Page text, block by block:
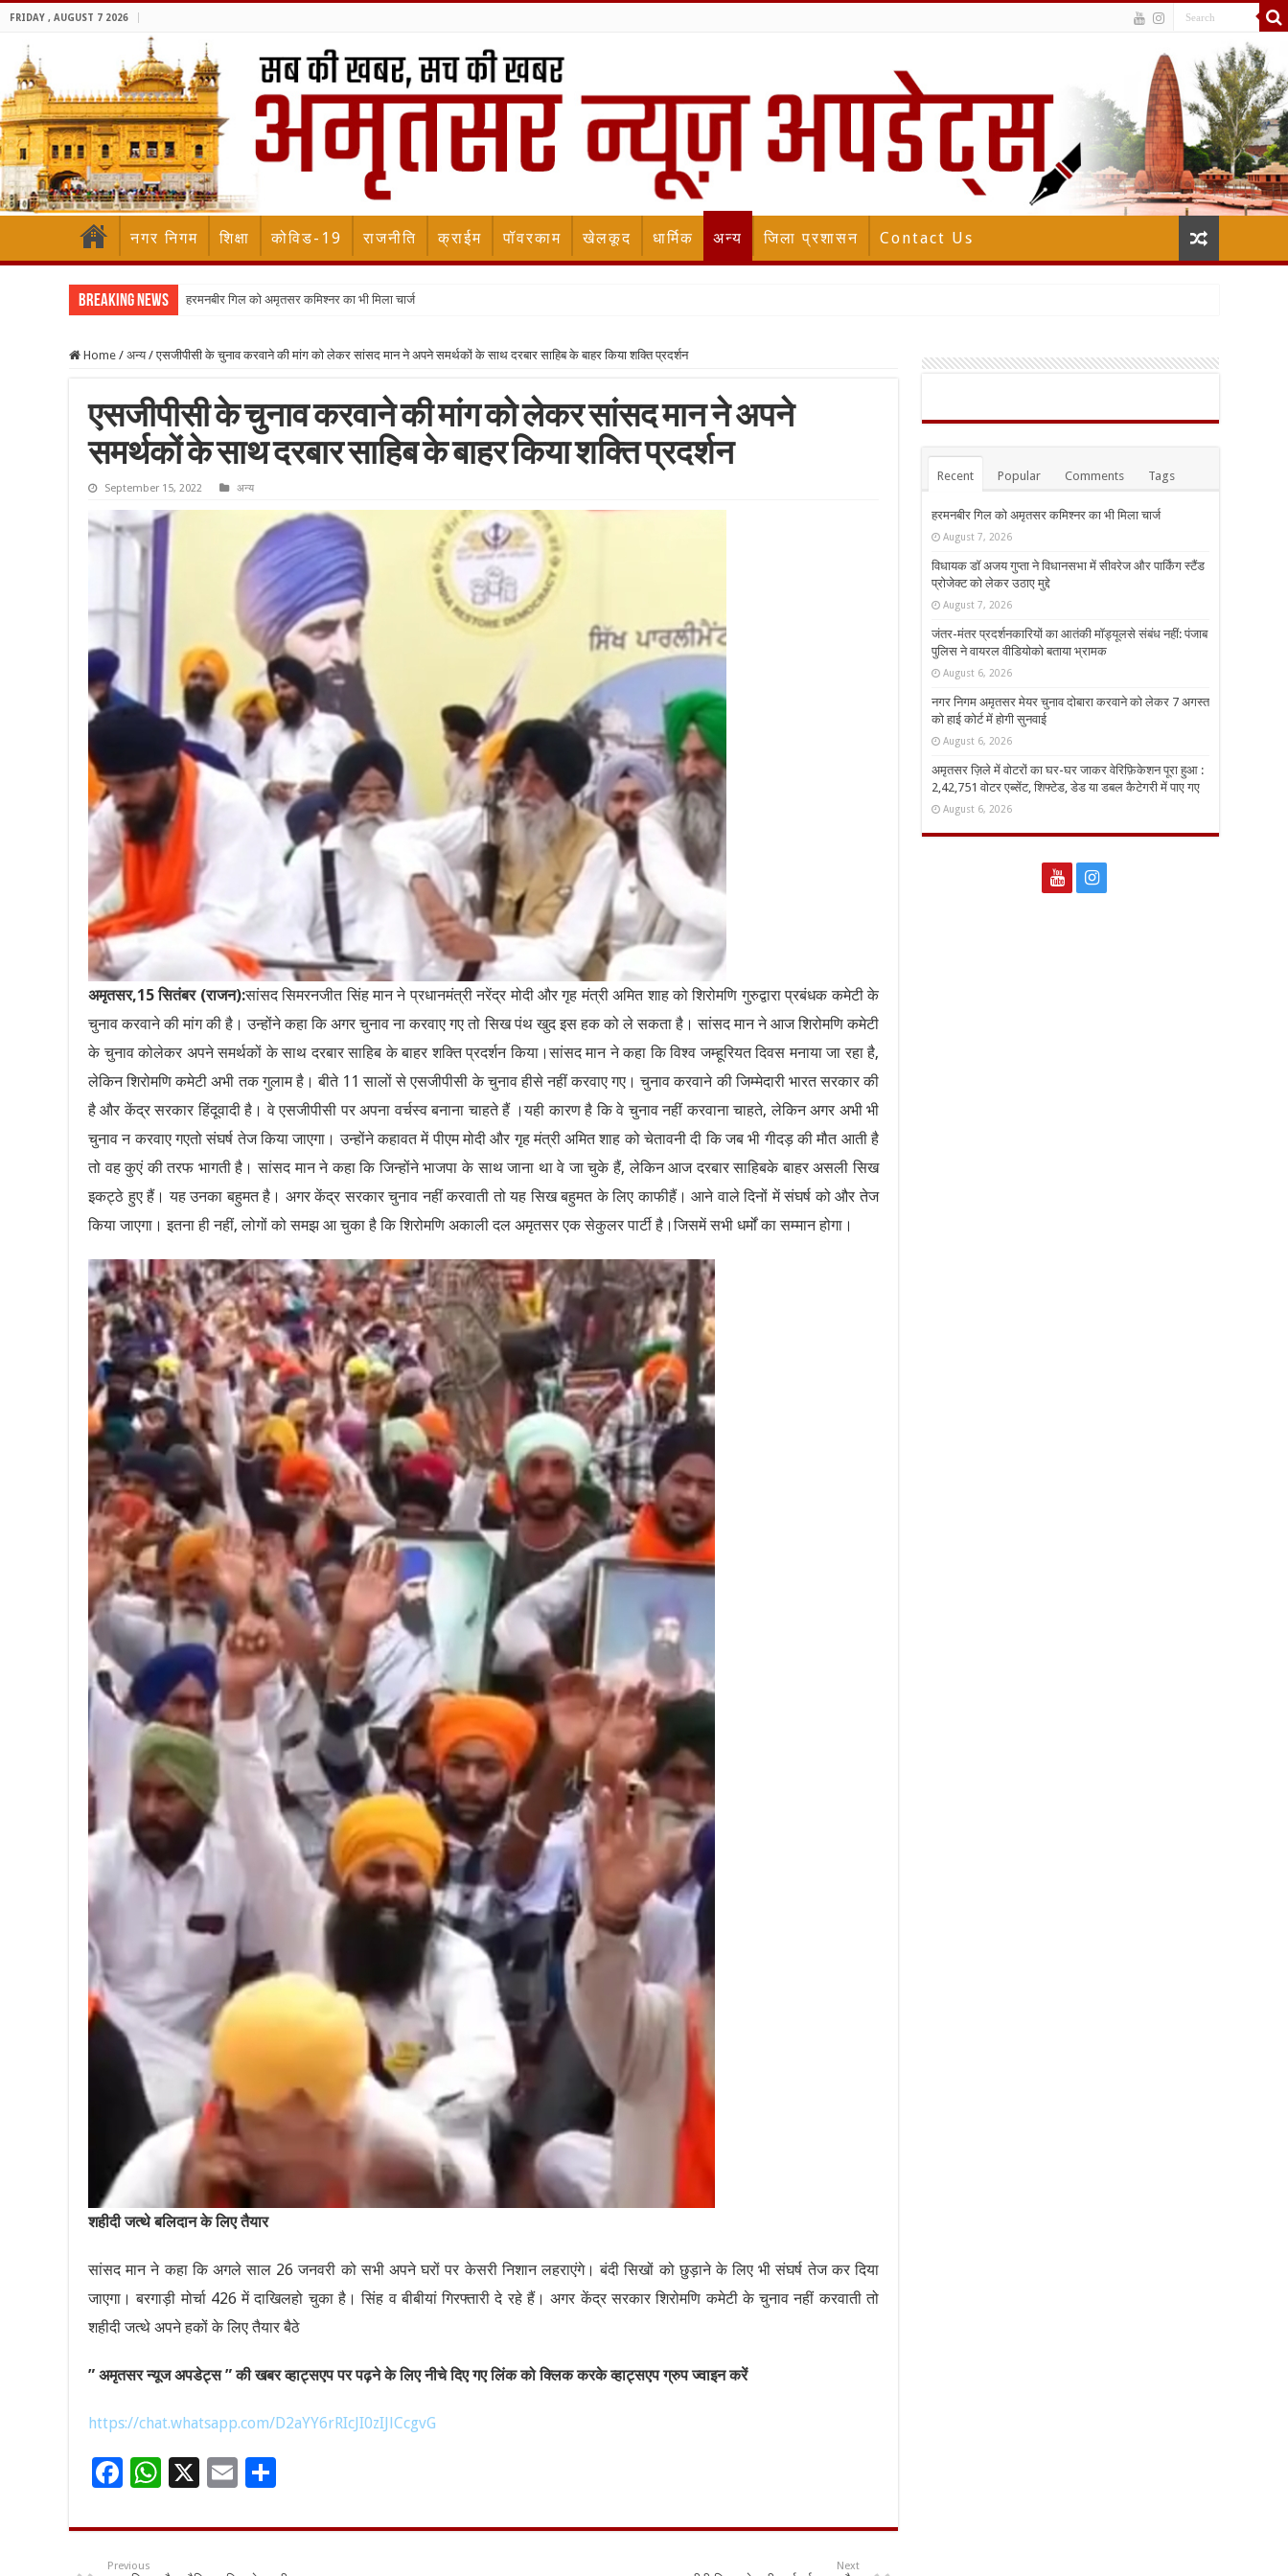
FRIDAY , AUGUST 7 2026
नगर निगम शिक्षा कोविड-19 राजनीति क्राईम पॉवरकाम खेलकूद धार्मिक अन्य जिला प्रशासन Contact Us
Breaking News हरमनबीर गिल को अमृतसर कमिश्नर का भी मिला चार्ज
Home / अन्य / एसजीपीसी के चुनाव करवाने की मांग को लेकर सांसद मान ने अपने समर्थकों के साथ दरबार साहिब के बाहर किया शक्ति प्रदर्शन
एसजीपीसी के चुनाव करवाने की मांग को लेकर सांसद मान ने अपने
समर्थकों के साथ दरबार साहिब के बाहर किया शक्ति प्रदर्शन
September 15, 2022 अन्य
अमृतसर,15 सितंबर (राजन):सांसद सिमरनजीत सिंह मान ने प्रधानमंत्री नरेंद्र मोदी और गृह मंत्री अमित शाह को शिरोमणि गुरुद्वारा प्रबंधक कमेटी के
चुनाव करवाने की मांग की है। उन्होंने कहा कि अगर चुनाव ना करवाए गए तो सिख पंथ खुद इस हक को ले सकता है। सांसद मान ने आज शिरोमणि कमेटी
के चुनाव कोलेकर अपने समर्थकों के साथ दरबार साहिब के बाहर शक्ति प्रदर्शन किया।सांसद मान ने कहा कि विश्व जम्हूरियत दिवस मनाया जा रहा है,
लेकिन शिरोमणि कमेटी अभी तक गुलाम है। बीते 11 सालों से एसजीपीसी के चुनाव हीसे नहीं करवाए गए। चुनाव करवाने की जिम्मेदारी भारत सरकार की
है और केंद्र सरकार हिंदूवादी है। वे एसजीपीसी पर अपना वर्चस्व बनाना चाहते हैं ।यही कारण है कि वे चुनाव नहीं करवाना चाहते, लेकिन अगर अभी भी
चुनाव न करवाए गएतो संघर्ष तेज किया जाएगा। उन्होंने कहावत में पीएम मोदी और गृह मंत्री अमित शाह को चेतावनी दी कि जब भी गीदड़ की मौत आती है
तो वह कुएं की तरफ भागती है। सांसद मान ने कहा कि जिन्होंने भाजपा के साथ जाना था वे जा चुके हैं, लेकिन आज दरबार साहिबके बाहर असली सिख
इकट्ठे हुए हैं। यह उनका बहुमत है। अगर केंद्र सरकार चुनाव नहीं करवाती तो यह सिख बहुमत के लिए काफीहैं। आने वाले दिनों में संघर्ष को और तेज
किया जाएगा। इतना ही नहीं, लोगों को समझ आ चुका है कि शिरोमणि अकाली दल अमृतसर एक सेकुलर पार्टी है।जिसमें सभी धर्मों का सम्मान होगा।
शहीदी जत्थे बलिदान के लिए तैयार
सांसद मान ने कहा कि अगले साल 26 जनवरी को सभी अपने घरों पर केसरी निशान लहराएंगे। बंदी सिखों को छुड़ाने के लिए भी संघर्ष तेज कर दिया
जाएगा। बरगाड़ी मोर्चा 426 में दाखिलहो चुका है। सिंह व बीबीयां गिरफ्तारी दे रहे हैं। अगर केंद्र सरकार शिरोमणि कमेटी के चुनाव नहीं करवाती तो
शहीदी जत्थे अपने हकों के लिए तैयार बैठे
” अमृतसर न्यूज अपडेट्स ” की खबर व्हाट्सएप पर पढ़ने के लिए नीचे दिए गए लिंक को क्लिक करके व्हाट्सएप ग्रुप ज्वाइन करें
https://chat.whatsapp.com/D2aYY6rRIcJI0zIJlCcgvG
F
e
b
W
at
sA
X
E
ai ar
e
Previous Next
Recent Popular Comments Tags
हरमनबीर गिल को अमृतसर कमिश्नर का भी मिला चार्ज
August 7, 2026
विधायक डॉ अजय गुप्ता ने विधानसभा में सीवरेज और पार्किंग स्टैंड
प्रोजेक्ट को लेकर उठाए मुद्दे
August 7, 2026
जंतर-मंतर प्रदर्शनकारियों का आतंकी मॉड्यूलसे संबंध नहीं: पंजाब
पुलिस ने वायरल वीडियोको बताया भ्रामक
August 6, 2026
नगर निगम अमृतसर मेयर चुनाव दोबारा करवाने को लेकर 7 अगस्त
को हाई कोर्ट में होगी सुनवाई
August 6, 2026
अमृतसर ज़िले में वोटरों का घर-घर जाकर वेरिफ़िकेशन पूरा हुआ :
2,42,751 वोटर एब्सेंट, शिफ्टेड, डेड या डबल कैटेगरी में पाए गए
August 6, 2026